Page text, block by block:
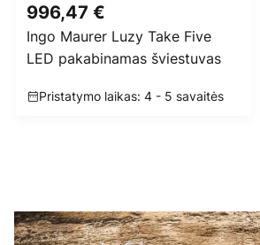
996,47 €
Ingo Maurer Luzy Take Five
LED pakabinamas šviestuvas
Pristatymo laikas: 4 - 5 savaitės